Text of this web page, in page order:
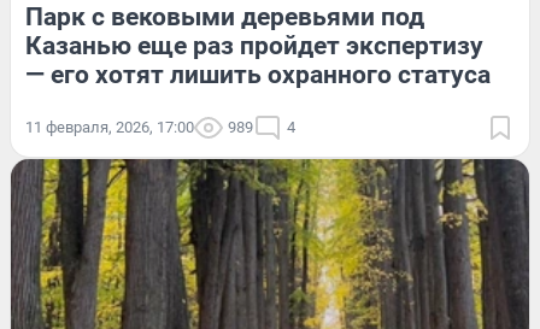
Парк с вековыми деревьями под
Казанью еще раз пройдет экспертизу
— его хотят лишить охранного статуса
11 февраля, 2026, 17:00 989 4